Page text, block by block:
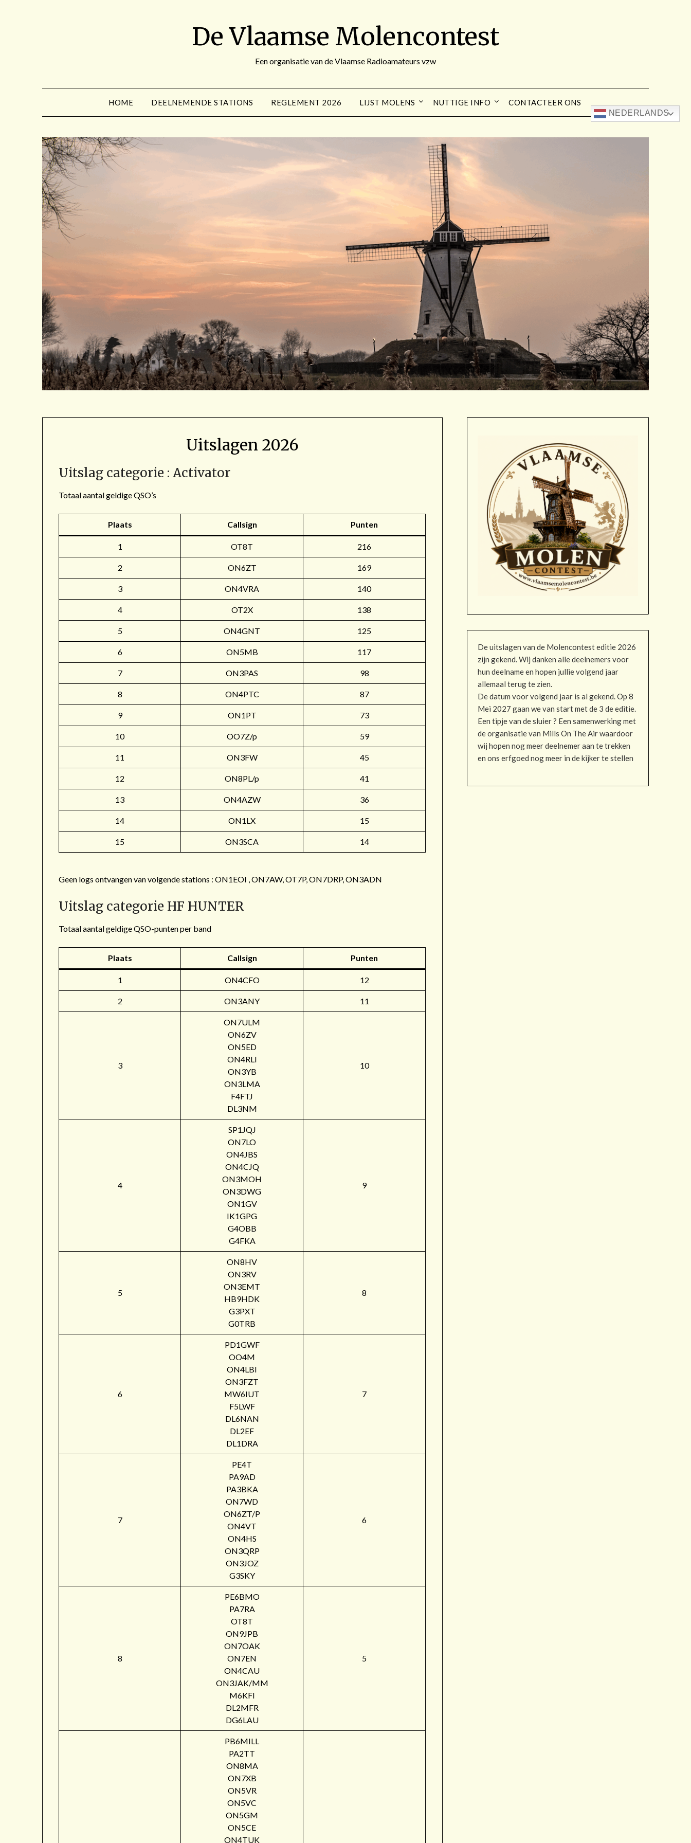
De Vlaamse Molencontest
Een organisatie van de Vlaamse Radioamateurs vzw
HOME DEELNEMENDE STATIONS REGLEMENT 2026 LIJST MOLENS NUTTIGE INFO CONTACTEER ONS
NEDERLANDS
Uitslagen 2026
Uitslag categorie : Activator
Totaal aantal geldige QSO’s
Plaats Callsign Punten
1 OT8T 216
2 ON6ZT 169
3 ON4VRA 140
4 OT2X 138
5 ON4GNT 125
6 ON5MB 117
7 ON3PAS 98
8 ON4PTC 87
9 ON1PT 73
10 OO7Z/p 59
11 ON3FW 45
12 ON8PL/p 41
13 ON4AZW 36
14 ON1LX 15
15 ON3SCA 14
Geen logs ontvangen van volgende stations : ON1EOI , ON7AW, OT7P, ON7DRP, ON3ADN
Uitslag categorie HF HUNTER
Totaal aantal geldige QSO-punten per band
Plaats Callsign Punten
1 ON4CFO 12
2 ON3ANY 11
3
ON7ULM
ON6ZV
ON5ED
ON4RLI
ON3YB
ON3LMA
F4FTJ
DL3NM
10
4
SP1JQJ
ON7LO
ON4JBS
ON4CJQ
ON3MOH
ON3DWG
ON1GV
IK1GPG
G4OBB
G4FKA
9
5
ON8HV
ON3RV
ON3EMT
HB9HDK
G3PXT
G0TRB
8
6
PD1GWF
OO4M
ON4LBI
ON3FZT
MW6IUT
F5LWF
DL6NAN
DL2EF
DL1DRA
7
7
PE4T
PA9AD
PA3BKA
ON7WD
ON6ZT/P
ON4VT
ON4HS
ON3QRP
ON3JOZ
G3SKY
6
8
PE6BMO
PA7RA
OT8T
ON9JPB
ON7OAK
ON7EN
ON4CAU
ON3JAK/MM
M6KFI
DL2MFR
DG6LAU
5
PB6MILL
PA2TT
ON8MA
ON7XB
ON5VR
ON5VC
ON5GM
ON5CE
ON4TUK
De uitslagen van de Molencontest editie 2026
zijn gekend. Wij danken alle deelnemers voor
hun deelname en hopen jullie volgend jaar
allemaal terug te zien.
De datum voor volgend jaar is al gekend. Op 8
Mei 2027 gaan we van start met de 3 de editie.
Een tipje van de sluier ? Een samenwerking met
de organisatie van Mills On The Air waardoor
wij hopen nog meer deelnemer aan te trekken
en ons erfgoed nog meer in de kijker te stellen